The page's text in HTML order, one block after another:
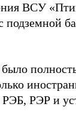
ВСУ
было
РЭР и